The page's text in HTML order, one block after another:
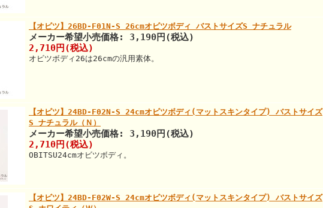
【オビツ】26BD-F01N-S 26cmオビツボディ バストサイズS ナチュラル
メーカー希望小売価格: 3,190円(税込)
2,710円(税込)
オビツボディ26は26cmの汎用素体。
【オビツ】24BD-F02N-S 24cmオビツボディ(マットスキンタイプ) バストサイズ
S ナチュラル（Ｎ）
メーカー希望小売価格: 3,190円(税込)
2,710円(税込)
OBITSU24cmオビツボディ。
【オビツ】24BD-F02W-S 24cmオビツボディ(マットスキンタイプ) バストサイズ